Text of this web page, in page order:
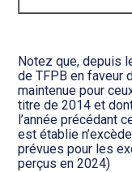
Notez que, depuis
de TFPB en faveur
maintenue pour
titre de 2014 et
l’année précédant
est établie
prévues pour les
perçus en 2024)